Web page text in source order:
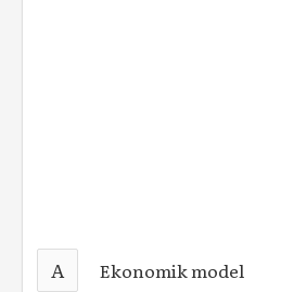
A Ekonomik model